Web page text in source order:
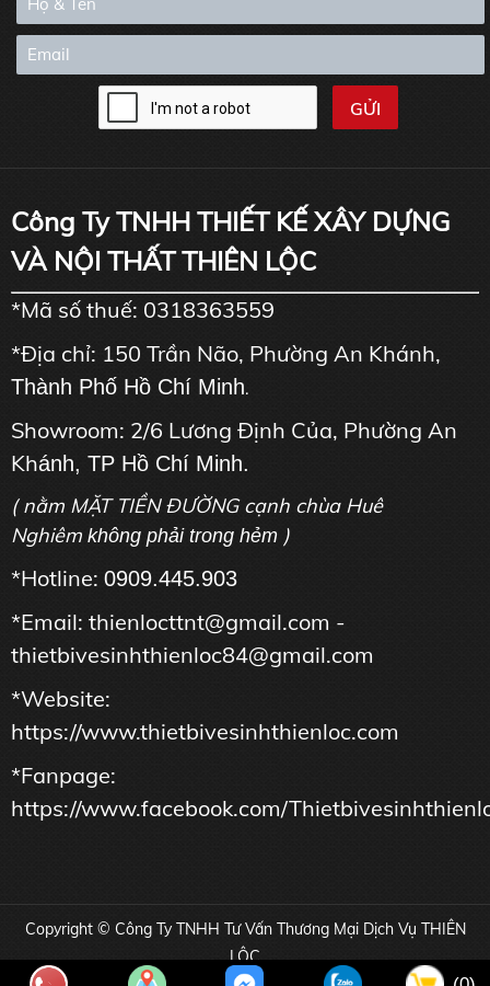
Công Ty TNHH THIẾT KẾ XÂY DỰNG
VÀ NỘI THẤT THIÊN LỘC
*Mã số thuế: 0318363559
*Địa chỉ: 150 Trần Não, Phường An Khánh,
Thành Phố Hồ Chí Minh.
Showroom: 2/6 Lương Định Của, Phường An
Khánh, TP Hồ Chí Minh.
( nằm MẶT TIỀN ĐƯỜNG cạnh chùa Huê
Nghiêm không phải trong hẻm )
*Hotline: 0909.445.903
*Email: thienlocttnt@gmail.com -
thietbivesinhthienloc84@gmail.com
*Website:
https://www.thietbivesinhthienloc.com
*Fanpage:
https://www.facebook.com/
Copyright © Công Ty TNHH Tư Vấn Thương Mại Dịch Vụ THIÊN
LỘC